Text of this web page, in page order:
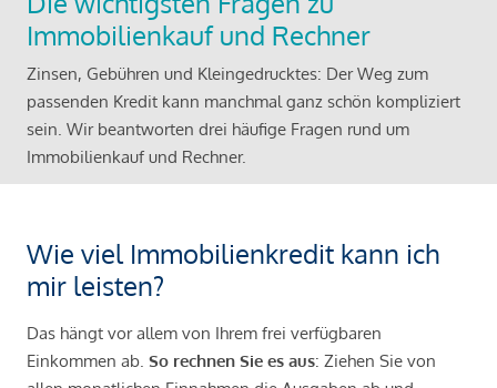
Immobilienkauf und Rechner
Zinsen, Gebühren und Kleingedrucktes: Der Weg zum
passenden Kredit kann manchmal ganz schön kompliziert
sein. Wir beantworten drei häufige Fragen rund um
Immobilienkauf und Rechner.
Wie viel Immobilienkredit kann ich
mir leisten?
Das hängt vor allem von Ihrem frei verfügbaren
Einkommen ab. So rechnen Sie es aus: Ziehen Sie von